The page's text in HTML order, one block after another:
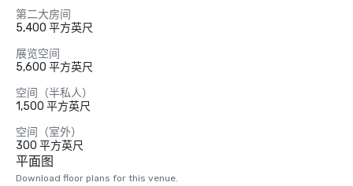
第二大房间
5,400 平方英尺
展览空间
5,600 平方英尺
空间（半私人）
1,500 平方英尺
空间（室外）
300 平方英尺
平面图
Download floor plans for this venue.